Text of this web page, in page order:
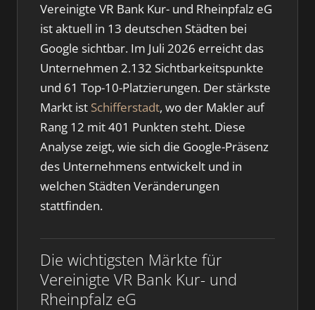
Vereinigte VR Bank Kur- und Rheinpfalz eG
ist aktuell in 13 deutschen Städten bei
Google sichtbar. Im Juli 2026 erreicht das
Unternehmen 2.132 Sichtbarkeitspunkte
und 61 Top-10-Platzierungen. Der stärkste
Markt ist Schifferstadt, wo der Makler auf
Rang 12 mit 401 Punkten steht. Diese
Analyse zeigt, wie sich die Google-Präsenz
des Unternehmens entwickelt und in
welchen Städten Veränderungen
stattfinden.
Die wichtigsten Märkte für
Vereinigte VR Bank Kur- und
Rheinpfalz eG